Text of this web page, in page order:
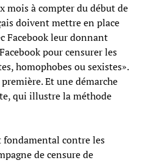
mois à compter du début de
doivent mettre en place
Facebook leur donnant
pour censurer les
homophobes ou sexistes».
Et une démarche
qui illustre la méthode
fondamental contre les
de censure de